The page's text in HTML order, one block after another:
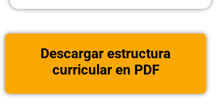
Descargar estructura
curricular en PDF